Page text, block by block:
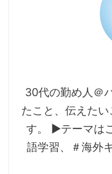
30代の勤め人＠
たこと、伝えた
す。 ▶テーマは
語学習、＃海外